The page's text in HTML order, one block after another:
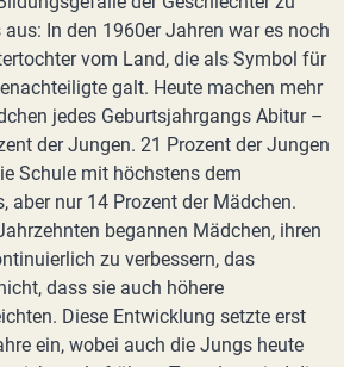
In den 1960er Jahren war es noch
vom Land, die als Symbol für
galt. Heute machen mehr
jedes Geburtsjahrgangs Abitur –
der Jungen. 21 Prozent der Jungen
Schule mit höchstens dem
aber nur 14 Prozent der Mädchen.
begannen Mädchen, ihren
zu verbessern, das
dass sie auch höhere
Diese Entwicklung setzte erst
ein, wobei auch die Jungs heute